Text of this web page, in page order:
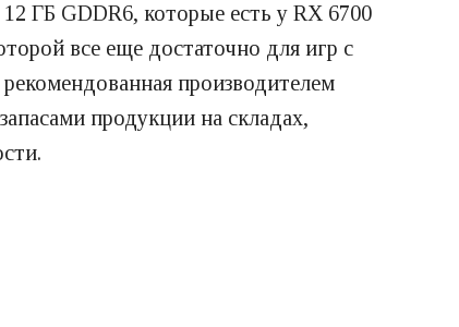
ГБ GDDR6, которые есть у RX 6700
все еще достаточно для игр с
производителем
продукции на складах,